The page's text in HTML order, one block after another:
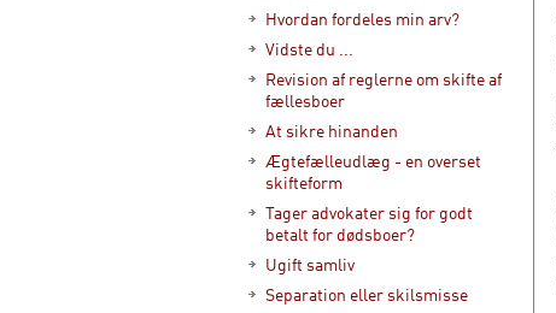
Hvordan fordeles min arv?
Vidste du ...
Revision af reglerne om skifte af
fællesboer
At sikre hinanden
Ægtefælleudlæg - en overset
skifteform
Tager advokater sig for godt
betalt for dødsboer?
Ugift samliv
Separation eller skilsmisse